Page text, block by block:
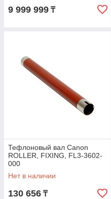
9 999 999 ₸
Тефлоновый вал Canon
ROLLER, FIXING, FL3-3602-
000
Нет в наличии
130 656 ₸